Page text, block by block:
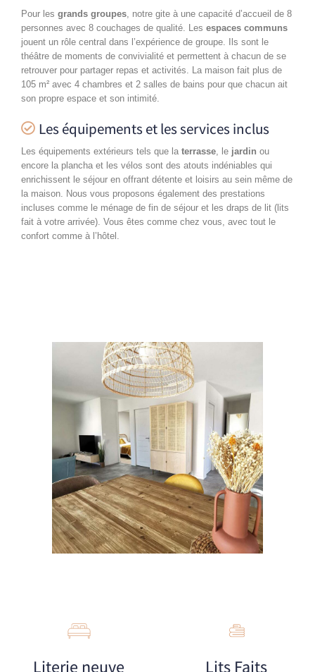
Pour les grands groupes , notre gite à une capacité d’accueil de 8
personnes avec 8 couchages de qualité.
Les espaces communs
jouent un rôle central dans l’expérience de groupe. Ils sont le
théâtre de moments de convivialité et permettent à chacun de se
retrouver pour partager repas et activités.
La maison fait plus de
105 m² avec 4 chambres et 2 salles de bains pour que chacun ait
son propre espace et son intimité.
Les équipements et les services inclus
Les équipements extérieurs tels que la terrasse , le jardin ou
encore la plancha et les vélos sont des atouts indéniables qui
enrichissent le séjour en offrant détente et loisirs au sein même de
la maison.
Nous vous proposons également des prestations
incluses comme le ménage de fin de séjour et les draps de lit (lits
fait à votre arrivée). Vous êtes comme chez vous, avec tout le
confort comme à l’hôtel.
Literie neuve Lits Faits